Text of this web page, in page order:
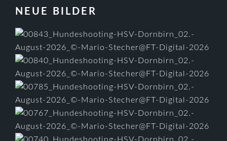
FOOTER
NEUE BILDER